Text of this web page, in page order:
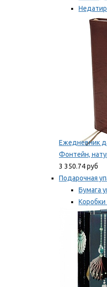
Мы
Ежедневник
Фонтейн,
3 350.74 руб
Подарочная
Бумага
Ленты,
Мы